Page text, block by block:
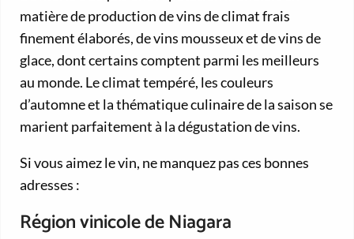
matière de production de vins de climat frais
finement élaborés, de vins mousseux et de vins de
glace, dont certains comptent parmi les meilleurs
au monde. Le climat tempéré, les couleurs
d’automne et la thématique culinaire de la saison se
marient parfaitement à la dégustation de vins.
Si vous aimez le vin, ne manquez pas ces bonnes
adresses :
Région vinicole de Niagara